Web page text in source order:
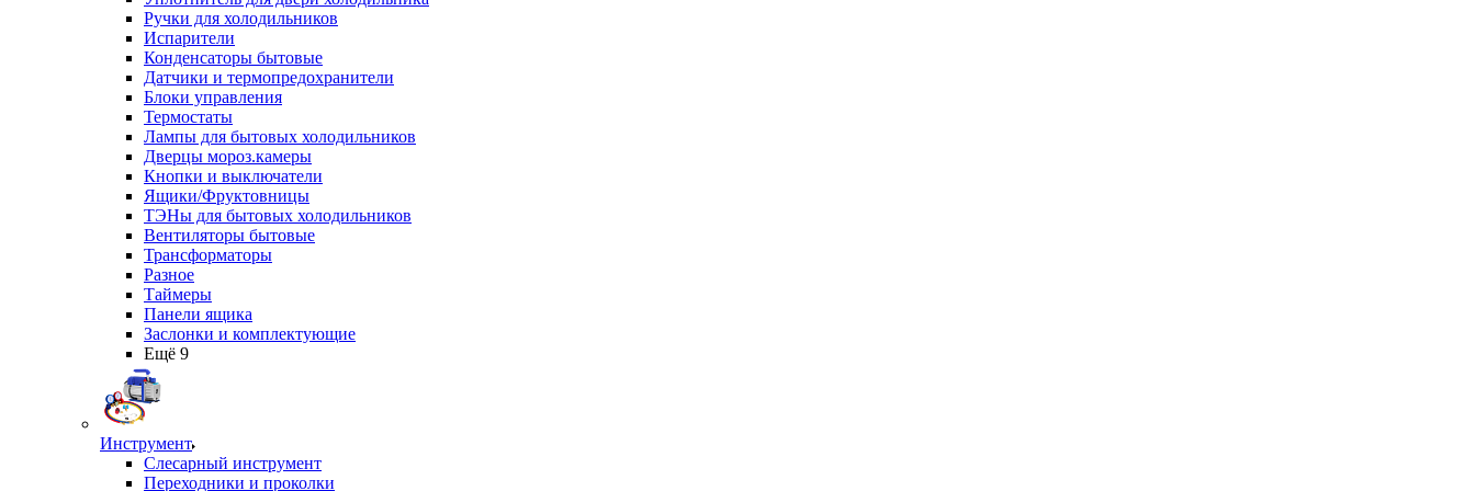
Ручки для холодильников
Испарители
Конденсаторы бытовые
Датчики и термопредохранители
Блоки управления
Термостаты
Лампы для бытовых холодильников
Дверцы мороз.камеры
Кнопки и выключатели
Ящики/Фруктовницы
ТЭНы для бытовых холодильников
Вентиляторы бытовые
Трансформаторы
Разное
Таймеры
Панели ящика
Заслонки и комплектующие
Ещё 9
Инструмент
Слесарный инструмент
Переходники и проколки